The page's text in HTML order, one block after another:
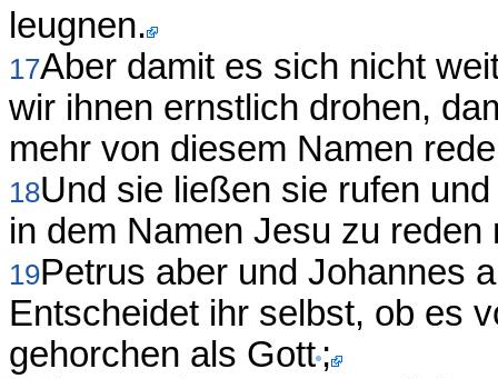
leugnen.
17Aber damit es sich nicht
wir ihnen ernstlich drohen,
mehr von diesem Namen
18Und sie ließen sie rufen
in dem Namen Jesu zu reden
19Petrus aber und Johannes
Entscheidet ihr selbst, ob es
gehorchen als Gott ;